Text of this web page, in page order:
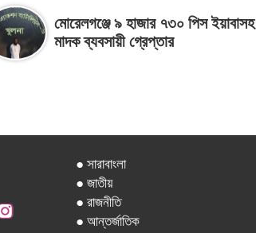
মোরেলগঞ্জে ৯ হাজার ৭৩০ পিস ইয়াবাসহ
মাদক ব্যবসায়ী গ্রেপ্তার
● সারাবাংলা
● জাতীয়
● রাজনীতি
● আন্তর্জাতিক